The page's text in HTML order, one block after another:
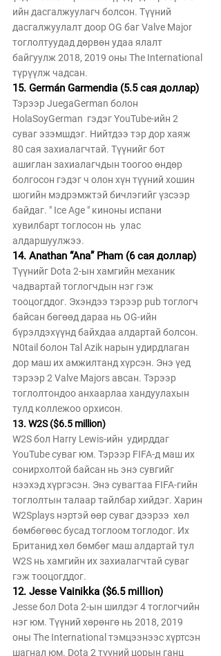
ийн дасгалжуулагч болсон. Түүний
дасгалжуулалт доор OG баг Valve Major
тоглолтуудад дөрвөн удаа ялалт
байгуулж 2018, 2019 оны The International
түрүүлж чадсан.
15. Germán Garmendia (5.5 сая доллар)
Тэрээр JuegaGerman болон
HolaSoyGerman  гэдэг YouTube-ийн 2
суваг эзэмшдэг. Нийтдээ тэр дор хаяж
80 сая захиалагчтай. Түүнийг бот
ашиглан захиалагчдын тоогоо өндөр
болгосон гэдэг ч олон хүн түүний хошин
шогийн мэдрэмжтэй бичлэгийг үзсээр
байдаг. " Ice Age " киноны испани
хувилбарт тоглосон нь  улас
алдаршуулжээ.
14. Anathan “Ana” Pham (6 сая доллар)
Түүнийг Dota 2-ын хамгийн механик
чадвартай тоглогчдын нэг гэж
тооцогддог. Эхэндээ тэрээр pub тоглогч
байсан бөгөөд дараа нь OG-ийн
бүрэлдэхүүнд байхдаа алдартай болсон.
N0tail болон Tal Azik нарын удирдлаган
дор маш их амжилтанд хүрсэн. Энэ үед
тэрээр 2 Valve Majors авсан. Тэрээр
тоглолтондоо анхаарлаа хандуулахын
тулд коллежоо орхисон.
13. W2S ($6.5 million)
W2S бол Harry Lewis-ийн  удирддаг
YouTube суваг юм. Тэрээр FIFA-д маш их
сонирхолтой байсан нь энэ сувгийг
нээхэд хүргэсэн. Энэ сувагтаа FIFA-гийн
тоглолтын талаар тайлбар хийдэг. Харин
W2Splays нэртэй өөр суваг дээрээ  хөл
бөмбөгөөс бусад тоглоом тоглодог. Их
Британид хөл бөмбөг маш алдартай тул
W2S нь хамгийн их захиалагчтай суваг
гэж тооцогддог.
12. Jesse Vainikka ($6.5 million)
Jesse бол Dota 2-ын шилдэг 4 тоглогчийн
нэг юм. Түүний хөрөнгө нь 2018, 2019
оны The International тэмцээнээс хүртсэн
шагнал юм. Dota 2 түүний цорын ганц